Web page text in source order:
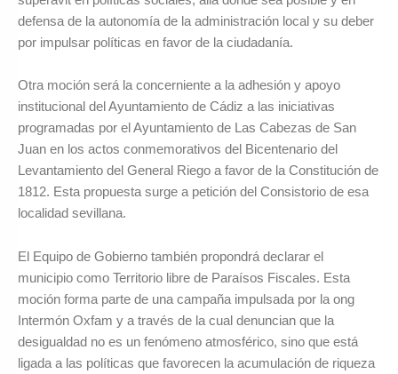
defensa de la autonomía de la administración local y su deber
por impulsar políticas en favor de la ciudadanía.
Otra moción será la concerniente a la adhesión y apoyo
institucional del Ayuntamiento de Cádiz a las iniciativas
programadas por el Ayuntamiento de Las Cabezas de San
Juan en los actos conmemorativos del Bicentenario del
Levantamiento del General Riego a favor de la Constitución de
1812. Esta propuesta surge a petición del Consistorio de esa
localidad sevillana.
El Equipo de Gobierno también propondrá declarar el
municipio como Territorio libre de Paraísos Fiscales. Esta
moción forma parte de una campaña impulsada por la ong
Intermón Oxfam y a través de la cual denuncian que la
desigualdad no es un fenómeno atmosférico, sino que está
ligada a las políticas que favorecen la acumulación de riqueza